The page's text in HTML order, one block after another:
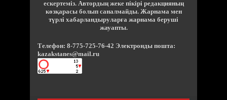
ескертеміз. Автордың жеке пікірі редакцияның
көзқарасы болып саналмайды. Жарнама мен
түрлі хабарландыруларға жарнама беруші
жауапты.
Телефон: 8-775-725-76-42 Электронды пошта:
kazakstanes@mail.ru